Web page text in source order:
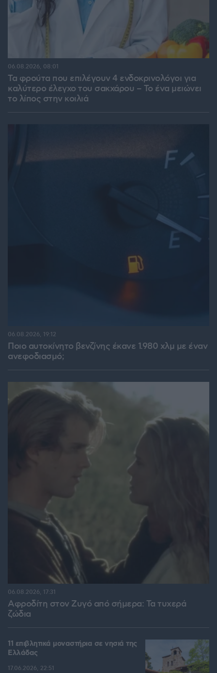
Τα φρούτα που επιλέγουν 4 ενδοκρινολόγοι για
καλύτερο έλεγχο του σακχάρου – Το ένα μειώνει
το λίπος στην κοιλιά
06.08.2026, 08:01
Ποιο αυτοκίνητο βενζίνης έκανε 1.980 χλμ με έναν
ανεφοδιασμό;
06.08.2026, 19:12
Αφροδίτη στον Ζυγό από σήμερα: Τα τυχερά
ζώδια
06.08.2026, 17:31
11 επιβλητικά μοναστήρια σε νησιά της
Ελλάδας
17.06.2026, 22:51